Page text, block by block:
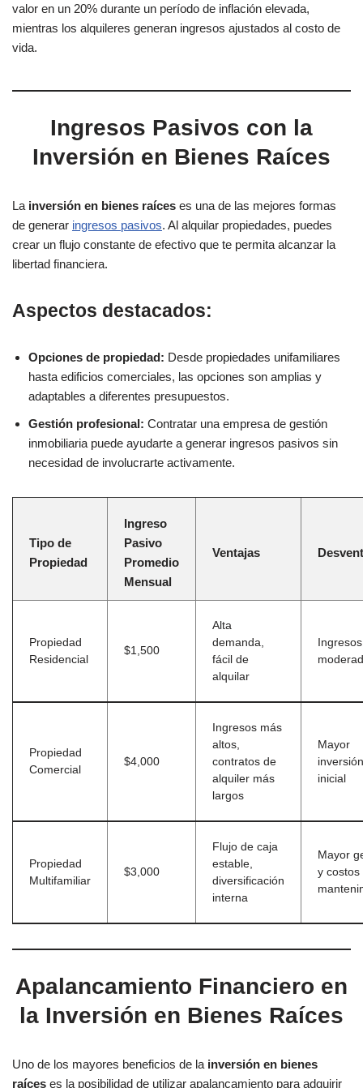
valor en un 20% durante un período de inflación elevada,
mientras los alquileres generan ingresos ajustados al costo de
vida.
Ingresos Pasivos con la
Inversión en Bienes Raíces
La inversión en bienes raíces es una de las mejores formas
de generar ingresos pasivos. Al alquilar propiedades, puedes
crear un flujo constante de efectivo que te permita alcanzar la
libertad financiera.
Aspectos destacados:
Opciones de propiedad: Desde propiedades unifamiliares
hasta edificios comerciales, las opciones son amplias y
adaptables a diferentes presupuestos.
Gestión profesional: Contratar una empresa de gestión
inmobiliaria puede ayudarte a generar ingresos pasivos sin
necesidad de involucrarte activamente.
Tipo de
Propiedad
Ingreso
Pasivo
Promedio
Mensual
Ventajas
Propiedad
Residencial
$1,500
Alta
demanda,
fácil de
alquilar
Ingresos
Propiedad
Comercial
$4,000
Ingresos más
altos,
contratos de
alquiler más
largos
Mayor
inversión
inicial
Propiedad
Multifamiliar
$3,000
Flujo de caja
estable,
diversificación
interna
Mayor
y costos
Apalancamiento Financiero en
la Inversión en Bienes Raíces
Uno de los mayores beneficios de la inversión en bienes
raíces es la posibilidad de utilizar apalancamiento para adquirir